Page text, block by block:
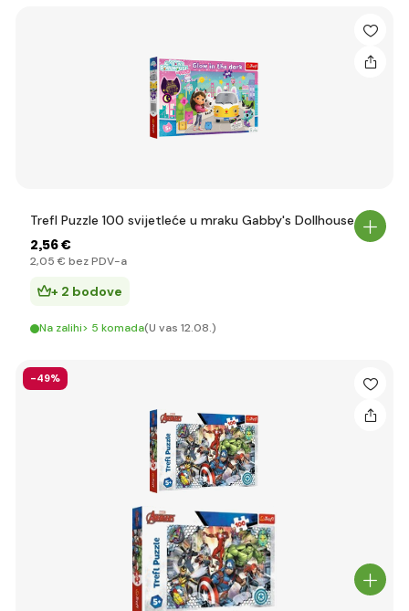
Trefl Puzzle 100 svijetleće u mraku Gabby's Dollhouse
2,56 €
2,05 € bez PDV-a
+ 2 bodove
Na zalihi> 5 komada(U vas 12.08.)
-49%